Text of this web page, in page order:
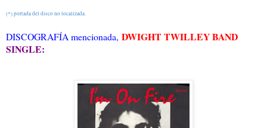
(*) portada del disco no localizada.
DISCOGRAFÍA mencionada, DWIGHT TWILLEY BAND
SINGLE: